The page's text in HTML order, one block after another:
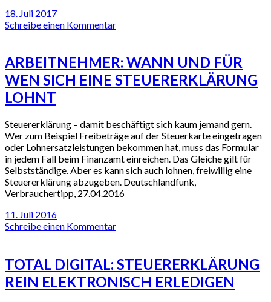
18. Juli 2017
Schreibe einen Kommentar
ARBEITNEHMER: WANN UND FÜR
WEN SICH EINE STEUERERKLÄRUNG
LOHNT
Steuererklärung – damit beschäftigt sich kaum jemand gern.
Wer zum Beispiel Freibeträge auf der Steuerkarte eingetragen
oder Lohnersatzleistungen bekommen hat, muss das Formular
in jedem Fall beim Finanzamt einreichen. Das Gleiche gilt für
Selbstständige. Aber es kann sich auch lohnen, freiwillig eine
Steuererklärung abzugeben. Deutschlandfunk,
Verbrauchertipp, 27.04.2016
11. Juli 2016
Schreibe einen Kommentar
TOTAL DIGITAL: STEUERERKLÄRUNG
REIN ELEKTRONISCH ERLEDIGEN